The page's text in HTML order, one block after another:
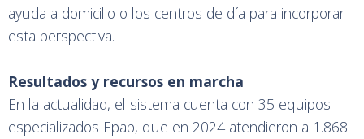
ayuda a domicilio o los centros de día para incorporar
esta perspectiva.
Resultados y recursos en marcha
En la actualidad, el sistema cuenta con 35 equipos
especializados Epap, que en 2024 atendieron a 1.868